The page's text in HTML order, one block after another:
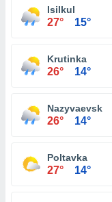
Isilkul
27° 15°
Krutinka
26° 14°
Nazyvaevsk
26° 14°
Poltavka
27° 14°